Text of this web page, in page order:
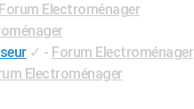
Forum Electroménager
✓ - Forum Electroménager
Electroménager